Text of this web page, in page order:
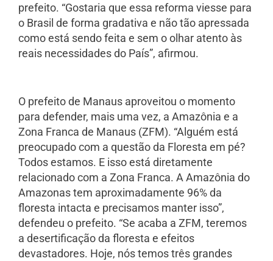
prefeito. “Gostaria que essa reforma viesse para
o Brasil de forma gradativa e não tão apressada
como está sendo feita e sem o olhar atento às
reais necessidades do País”, afirmou.
O prefeito de Manaus aproveitou o momento
para defender, mais uma vez, a Amazônia e a
Zona Franca de Manaus (ZFM). “Alguém está
preocupado com a questão da Floresta em pé?
Todos estamos. E isso está diretamente
relacionado com a Zona Franca. A Amazônia do
Amazonas tem aproximadamente 96% da
floresta intacta e precisamos manter isso”,
defendeu o prefeito. “Se acaba a ZFM, teremos
a desertificação da floresta e efeitos
devastadores. Hoje, nós temos três grandes